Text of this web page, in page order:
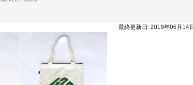
最終更新日: 2019年06月14日